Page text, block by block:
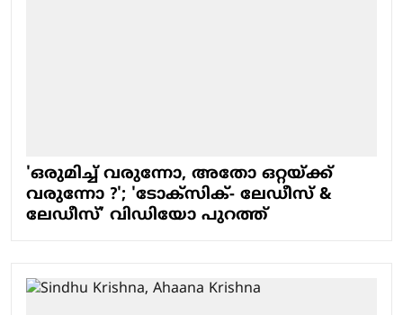
'ഒരുമിച്ച് വരുന്നോ, അതോ ഒറ്റയ്ക്ക്
വരുന്നോ ?'; 'ടോക്സിക്- ലേഡീസ് &
ലേഡീസ്’ വിഡിയോ പുറത്ത്